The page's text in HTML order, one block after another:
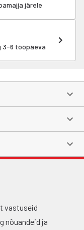
järele
3-6 tööpäeva
vastuseid
nõuandeid ja